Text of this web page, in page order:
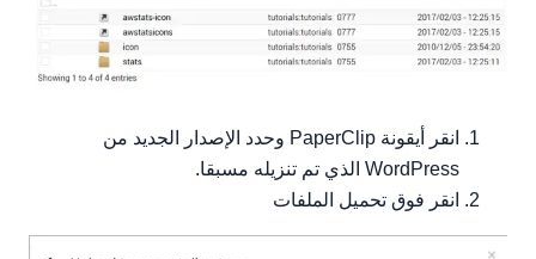
انقر أيقونة PaperClip وحدد الإصدار الجديد من
WordPress الذي تم تنزيله مسبقا.
انقر فوق تحميل الملفات